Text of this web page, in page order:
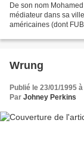
De son nom
médiateur dans sa
américaines (dont
Wrung
Publié le 23/01/1995
Par Johney Perkins